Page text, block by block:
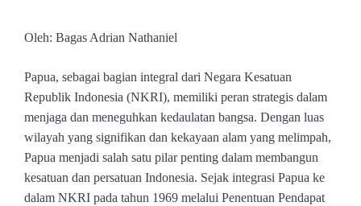
Oleh: Bagas Adrian Nathaniel
Papua, sebagai bagian integral dari Negara Kesatuan
Republik Indonesia (NKRI), memiliki peran strategis dalam
menjaga dan meneguhkan kedaulatan bangsa. Dengan luas
wilayah yang signifikan dan kekayaan alam yang melimpah,
Papua menjadi salah satu pilar penting dalam membangun
kesatuan dan persatuan Indonesia. Sejak integrasi Papua ke
dalam NKRI pada tahun 1969 melalui Penentuan Pendapat